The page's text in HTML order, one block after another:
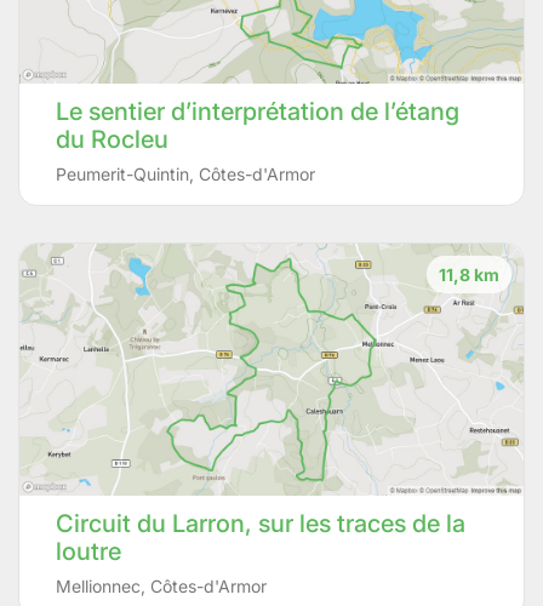
Le sentier d’interprétation de l’étang
du Rocleu
Peumerit-Quintin Côtes-d'Armor
11,8 km
Circuit du Larron, sur les traces de la
loutre
Mellionnec Côtes-d'Armor